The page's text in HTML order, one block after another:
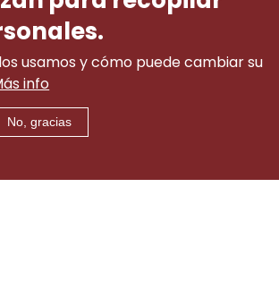
usamos y cómo puede cambiar su
info
No, gracias